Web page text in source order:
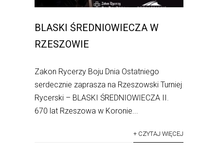
BLASKI ŚREDNIOWIECZA W
RZESZOWIE
Zakon Rycerzy Boju Dnia Ostatniego
serdecznie zaprasza na Rzeszowski Turniej
Rycerski – BLASKI ŚREDNIOWIECZA II.
670 lat Rzeszowa w Koronie...
+ CZYTAJ WIĘCEJ